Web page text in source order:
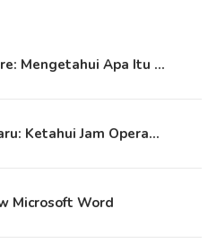
Mengetahui Apa Itu …
Ketahui Jam Opera…
Microsoft Word